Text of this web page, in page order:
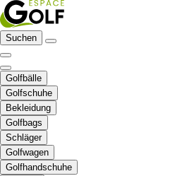
Suchen
Golfbälle
Golfschuhe
Bekleidung
Golfbags
Schläger
Golfwagen
Golfhandschuhe